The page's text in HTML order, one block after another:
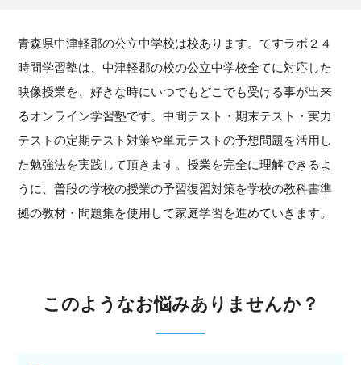
青森県中津軽郡の公立中学校は校あります。てすラボ２４
時間学習塾は、中津軽郡の校の公立中学校全てに対応した
映像授業を、好きな時にいつでもどこでも受ける事が出来
るオンライン学習塾です。中間テスト・期末テスト・実力
テストの定期テスト対策や単元テストの予想問題を活用し
た勉強法を実践して頂きます。授業を完全に理解できるよ
うに、普段の学校の授業の予習復習対策を学校の教科書準
拠の教材・問題集を使用して家庭学習を進めていきます。
このようなお悩みありませんか？